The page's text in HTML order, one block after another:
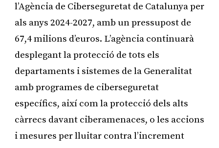
l’Agència de Ciberseguretat de Catalunya per
als anys 2024-2027, amb un pressupost de
67,4 milions d’euros. L’agència continuarà
desplegant la protecció de tots els
departaments i sistemes de la Generalitat
amb programes de ciberseguretat
específics, així com la protecció dels alts
càrrecs davant ciberamenaces, o les accions
i mesures per lluitar contra l’increment